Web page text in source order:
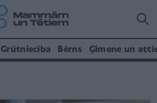
Grūtniecība Bērns Ģimene un